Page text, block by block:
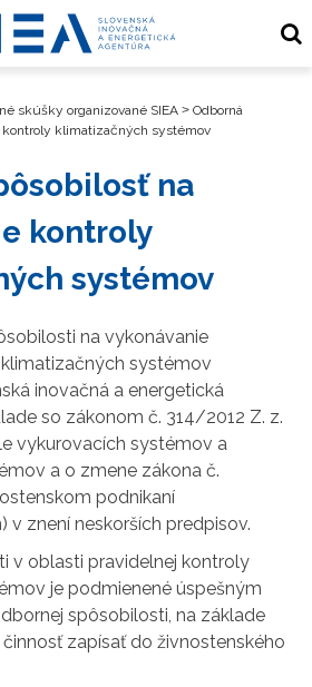
skúšky organizované SIEA > Odborná
kontroly klimatizačných systémov
na
kontroly
systémov
na vykonávanie
systémov
inovačná a energetická
so zákonom č. 314/2012 Z. z.
vykurovacích systémov a
a o zmene zákona č.
podnikaní
v znení neskorších predpisov.
v oblasti pravidelnej kontroly
je podmienené úspešným
spôsobilosti, na základe
zapísať do živnostenského